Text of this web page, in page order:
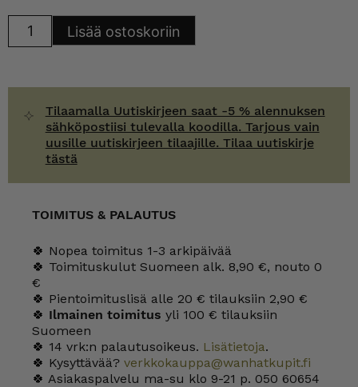
Lisää ostoskoriin
Tilaamalla Uutiskirjeen saat -5 % alennuksen
sähköpostiisi tulevalla koodilla. Tarjous vain
uusille uutiskirjeen tilaajille. Tilaa uutiskirje
tästä
TOIMITUS & PALAUTUS
🍀 Nopea toimitus 1-3 arkipäivää
🍀 Toimituskulut Suomeen alk. 8,90 €, nouto 0
€
🍀 Pientoimituslisä alle 20 € tilauksiin 2,90 €
🍀 Ilmainen toimitus yli 100 € tilauksiin
Suomeen
🍀 14 vrk:n palautusoikeus. Lisätietoja.
🍀 Kysyttävää? verkkokauppa@wanhatkupit.fi
🍀 Asiakaspalvelu ma-su klo 9-21 p. 050 60654